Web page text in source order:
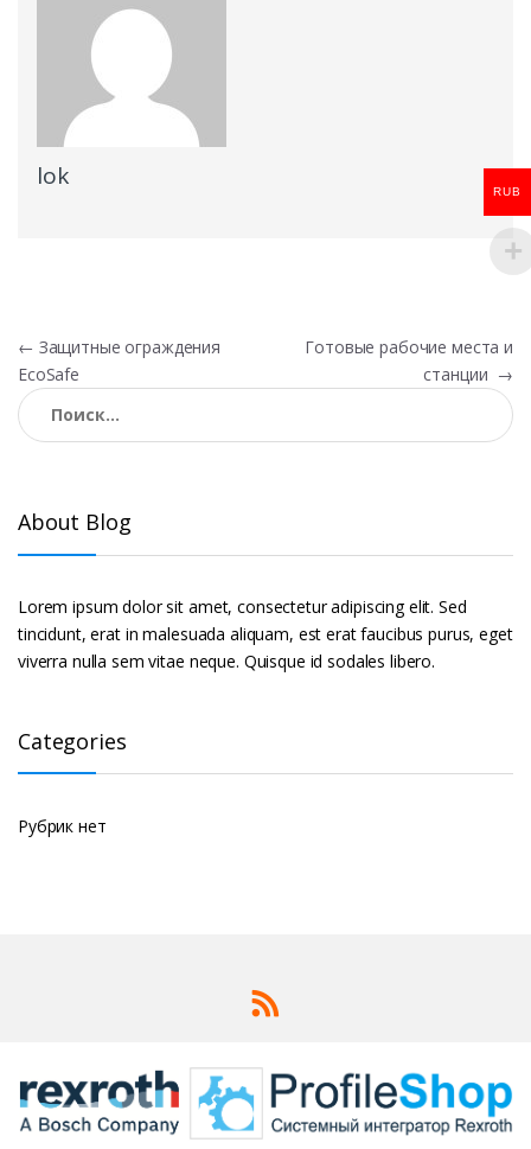
lok
Навигация
по
записям
← Защитные ограждения
EcoSafe
Готовые рабочие места и
станции →
Найти:
About Blog
Lorem ipsum dolor sit amet, consectetur adipiscing elit. Sed
tincidunt, erat in malesuada aliquam, est erat faucibus purus, eget
viverra nulla sem vitae neque. Quisque id sodales libero.
Categories
Рубрик нет
RUB